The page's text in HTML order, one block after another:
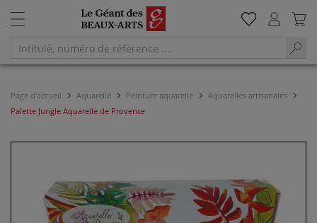
Page d'accueil Aquarelle Peinture aquarelle
Aquarelles artisanales
Palette Jungle Aquarelle de Provence